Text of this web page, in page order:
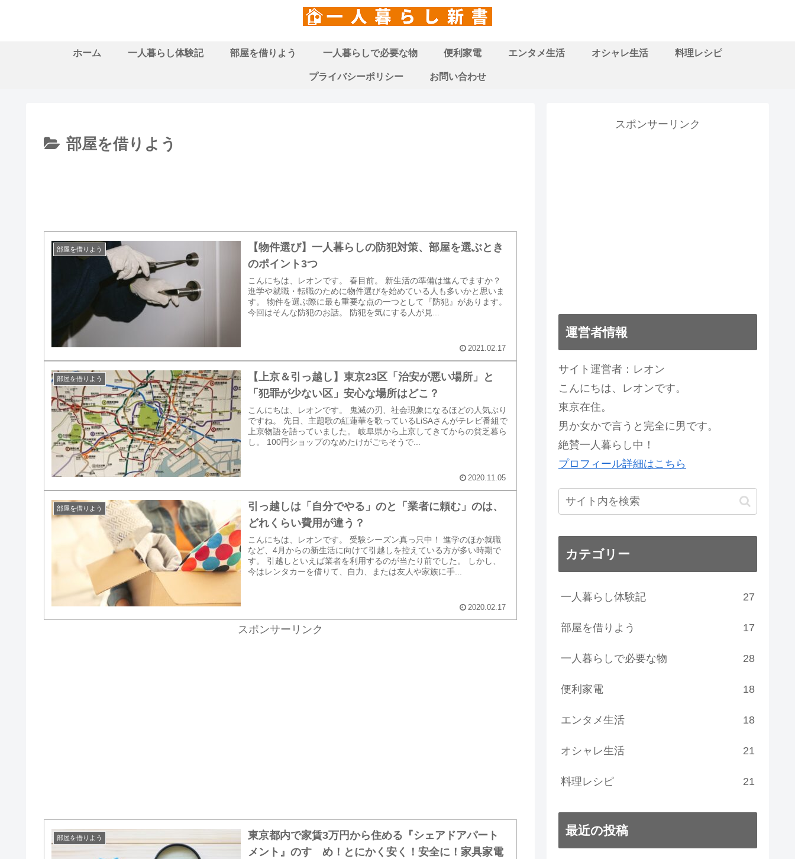
ホーム 一人暮らし体験記 部屋を借りよう 一人暮らしで必要な物 便利家電 エンタメ生活 オシャレ生活 料理レシピ
プライバシーポリシー お問い合わせ
部屋を借りよう
部屋を借りよう
【物件選び】一人暮らしの防犯対策、部屋を選ぶとき
のポイント3つ
こんにちは、レオンです。 春目前。 新生活の準備は進んでますか？
進学や就職・転職のために物件選びを始めている人も多いかと思いま
す。 物件を選ぶ際に最も重要な点の一つとして『防犯』があります。
今回はそんな防犯のお話。 防犯を気にする人が見...
2021.02.17
部屋を借りよう
【上京＆引っ越し】東京23区「治安が悪い場所」と
「犯罪が少ない区」安心な場所はどこ？
こんにちは、レオンです。 鬼滅の刃、社会現象になるほどの人気ぶり
ですね。 先日、主題歌の紅蓮華を歌っているLiSAさんがテレビ番組で
上京物語を語っていました。 岐阜県から上京してきてからの貧乏暮ら
し。 100円ショップのなめたけがごちそうで...
2020.11.05
部屋を借りよう
引っ越しは「自分でやる」のと「業者に頼む」のは、
どれくらい費用が違う？
こんにちは、レオンです。 受験シーズン真っ只中！ 進学のほか就職
など、4月からの新生活に向けて引越しを控えている方が多い時期で
す。 引越しといえば業者を利用するのが当たり前でした。 しかし、
今はレンタカーを借りて、自力、または友人や家族に手...
2020.02.17
スポンサーリンク
部屋を借りよう
東京都内で家賃3万円から住める『シェアドアパート
メント』のすゝめ！とにかく安く！安全に！家具家電
スポンサーリンク
運営者情報
サイト運営者：レオン
こんにちは、レオンです。
東京在住。
男か女かで言うと完全に男です。
絶賛一人暮らし中！
プロフィール詳細はこちら
カテゴリー
一人暮らし体験記 27
部屋を借りよう 17
一人暮らしで必要な物 28
便利家電 18
エンタメ生活 18
オシャレ生活 21
料理レシピ 21
最近の投稿